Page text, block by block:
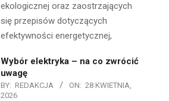
ekologicznej oraz zaostrzających
się przepisów dotyczących
efektywności energetycznej,
Wybór elektryka – na co zwrócić
uwagę
BY: REDAKCJA ON: 28 KWIETNIA,
2026